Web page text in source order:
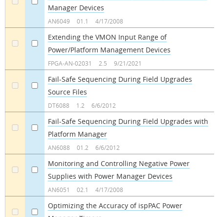
Manager Devices
AN6049 01.1 4/17/2008
Extending the VMON Input Range of
Power/Platform Management Devices
FPGA-AN-02031 2.5 9/21/2021
Fail-Safe Sequencing During Field Upgrades
Source Files
DT6088 1.2 6/6/2012
Fail-Safe Sequencing During Field Upgrades with
Platform Manager
AN6088 01.2 6/6/2012
Monitoring and Controlling Negative Power
Supplies with Power Manager Devices
AN6051 02.1 4/17/2008
Optimizing the Accuracy of ispPAC Power